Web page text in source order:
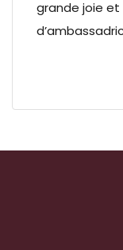
grande joie